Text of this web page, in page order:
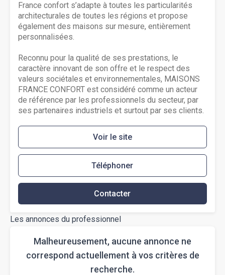
France confort s’adapte à toutes les particularités
architecturales de toutes les régions et propose
également des maisons sur mesure, entièrement
personnalisées.
Reconnu pour la qualité de ses prestations, le
caractère innovant de son offre et le respect des
valeurs sociétales et environnementales, MAISONS
FRANCE CONFORT est considéré comme un acteur
de référence par les professionnels du secteur, par
ses partenaires industriels et surtout par ses clients.
Voir le site
Téléphoner
Contacter
Les annonces du professionnel
Malheureusement, aucune annonce ne
correspond actuellement à vos critères de
recherche.